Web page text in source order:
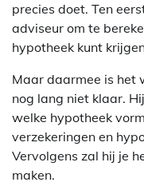
precies doet. Ten
adviseur om te
hypotheek kunt
Maar daarmee is het
nog lang niet klaar.
welke hypotheek
verzekeringen en
Vervolgens zal hij je
maken.